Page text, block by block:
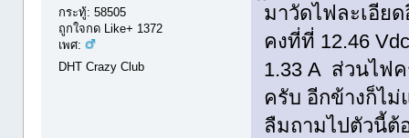
กระทู้: 58505
ถูกใจกด Like+ 1372
เพศ:
DHT Crazy Club
มาวัดไฟละเอีย
คงที่ที่ 12.46
1.33 A ส่วนไฟ
ครับ อีกข้างก็ไ
ลืมถามไปตัวนี้ต้